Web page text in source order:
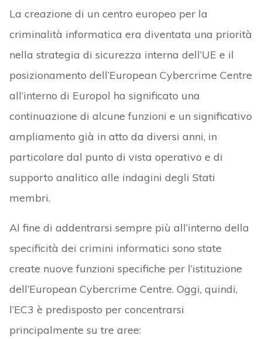
La creazione di un centro europeo per la
criminalità informatica era diventata una priorità
nella strategia di sicurezza interna dell’UE e il
posizionamento dell’European Cybercrime Centre
all’interno di Europol ha significato una
continuazione di alcune funzioni e un significativo
ampliamento già in atto da diversi anni, in
particolare dal punto di vista operativo e di
supporto analitico alle indagini degli Stati
membri.
Al fine di addentrarsi sempre più all’interno della
specificità dei crimini informatici sono state
create nuove funzioni specifiche per l’istituzione
dell’European Cybercrime Centre. Oggi, quindi,
l’EC3 è predisposto per concentrarsi
principalmente su tre aree: